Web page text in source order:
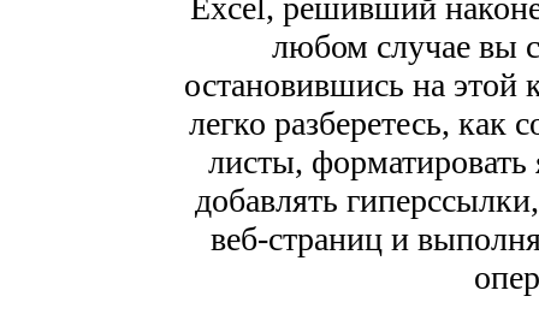
Excel, решивший
любом случае вы
остановившись на
легко разберетесь, как
листы,
добавлять
веб-страниц и